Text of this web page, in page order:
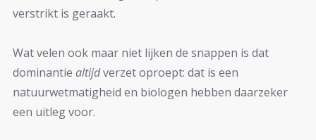
verstrikt is geraakt.
Wat velen ook maar niet lijken de snappen is dat
dominantie altijdverzet oproept: dat is een
natuurwetmatigheid en biologen hebben daarzeker
een uitleg voor.